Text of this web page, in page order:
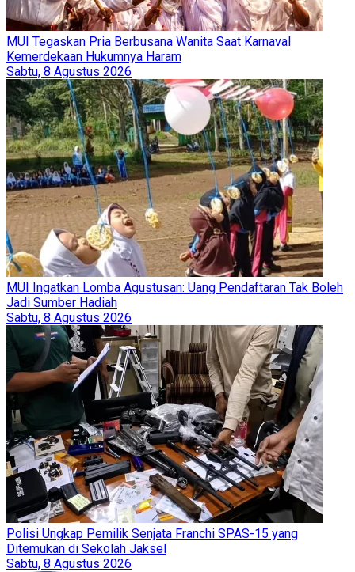
MUI Tegaskan Pria Berbusana Wanita Saat Karnaval
Kemerdekaan Hukumnya Haram
Sabtu, 8 Agustus 2026
MUI Ingatkan Lomba Agustusan: Uang Pendaftaran Tak Boleh
Jadi Sumber Hadiah
Sabtu, 8 Agustus 2026
Polisi Ungkap Pemilik Senjata Franchi SPAS-15 yang
Ditemukan di Sekolah Jaksel
Sabtu, 8 Agustus 2026